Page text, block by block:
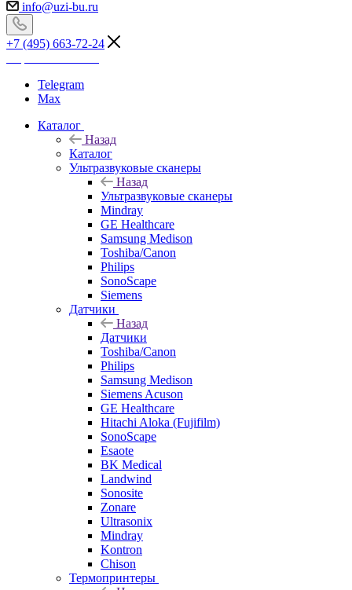
info@uzi-bu.ru
+7 (495) 663-72-24
Telegram
Max
Каталог
Назад
Каталог
Ультразвуковые сканеры
Назад
Ультразвуковые сканеры
Mindray
GE Healthcare
Samsung Medison
Toshiba/Canon
Philips
SonoScape
Siemens
Датчики
Назад
Датчики
Toshiba/Canon
Philips
Samsung Medison
Siemens Acuson
GE Healthcare
Hitachi Aloka (Fujifilm)
SonoScape
Esaote
BK Medical
Landwind
Sonosite
Zonare
Ultrasonix
Mindray
Kontron
Chison
Термопринтеры